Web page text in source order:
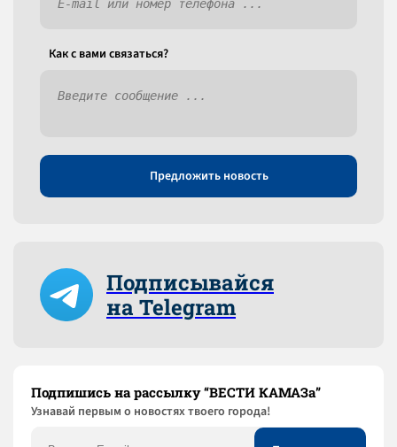
Как c вами связаться?
Предложить новость
Подписывайся
на Telegram
Подпишись на рассылку “ВЕСТИ КАМАЗа”
Узнaвай первым о новостях твоего города!